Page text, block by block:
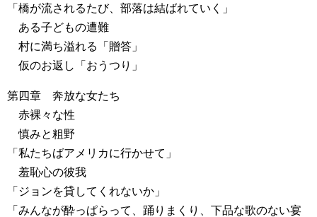
「橋が流されるたび、部落は結ばれていく」
ある子どもの遭難
村に満ち溢れる「贈答」
仮のお返し「おうつり」
第四章 奔放な女たち
赤裸々な性
慎みと粗野
「私たちばアメリカに行かせて」
羞恥心の彼我
「ジョンを貸してくれないか」
「みんなが酔っぱらって、踊りまくり、下品な歌のない宴